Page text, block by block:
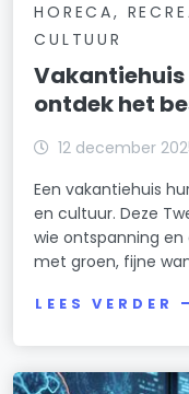
HORECA,
CULTUUR
Vakantiehuis
ontdek het
12 december
Een vakantiehuis
en cultuur. Deze
wie ontspanning
met groen, fijne
LEES VERDER